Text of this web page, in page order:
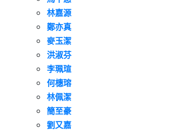
林嘉源
鄭亦真
麥玉潔
洪淑芬
李珮瑄
何橞瑢
林佩潔
簡至豪
劉又嘉